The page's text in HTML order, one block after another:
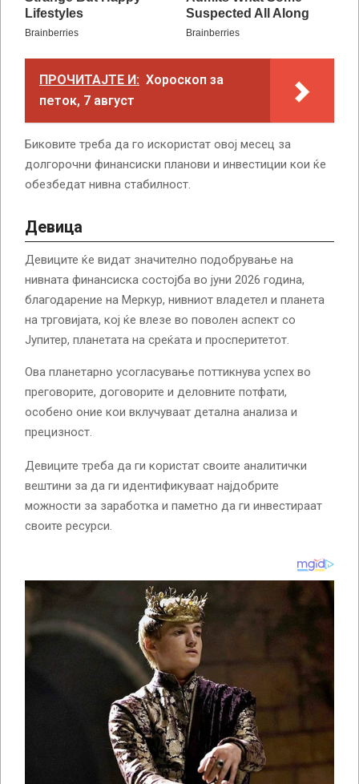
ПРОЧИТАЈТЕ И: Хороскоп за
петок, 7 август
Биковите треба да го искористат овој месец за
долгорочни финансиски планови и инвестиции кои ќе
обезбедат нивна стабилност.
Девица
Девиците ќе видат значително подобрување на
нивната финансиска состојба во јуни 2026 година,
благодарение на Меркур, нивниот владетел и планета
на трговијата, кој ќе влезе во поволен аспект со
Јупитер, планетата на среќата и просперитетот.
Ова планетарно усогласување поттикнува успех во
преговорите, договорите и деловните потфати,
особено оние кои вклучуваат детална анализа и
прецизност.
Девиците треба да ги користат своите аналитички
вештини за да ги идентификуваат најдобрите
можности за заработка и паметно да ги инвестираат
своите ресурси.